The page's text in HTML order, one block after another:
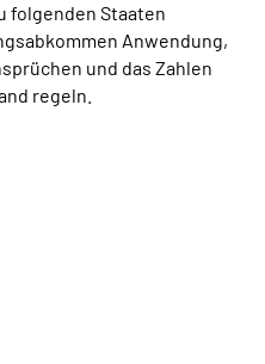
folgenden Staaten
Anwendung,
und das Zahlen
regeln.